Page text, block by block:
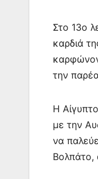
Στο 13ο
καρδιά
την
Η
με την
να
Βολπάτο,